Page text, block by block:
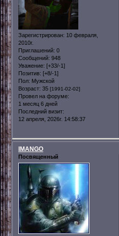
Зарегистрирован: 10 февраля,
2010г.
Приглашений: 0
Сообщений: 948
Уважение: [+33/-1]
Позитив: [+8/-1]
Пол: Мужской
Возраст: 35 [1991-02-02]
Провел на форуме:
1 месяц 6 дней
Последний визит:
12 апреля, 2026г. 14:58:37
IMANGO
Посвященный